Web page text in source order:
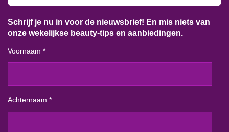
Schrijf je nu in voor de nieuwsbrief! En mis niets van
onze wekelijkse beauty-tips en aanbiedingen.
Voornaam *
Achternaam *